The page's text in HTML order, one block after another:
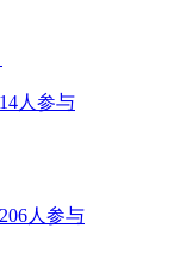
人参与
人参与